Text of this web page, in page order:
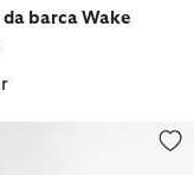
da barca Wake